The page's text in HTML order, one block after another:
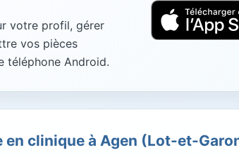
votre profil, gérer
vos pièces
téléphone Android.
en clinique à Agen (Lot-et-